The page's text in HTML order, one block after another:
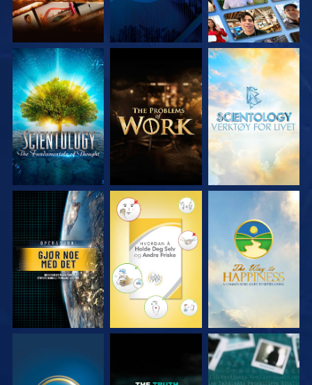
UTFORSK SERIEN UTFORSK SERIEN UTFORSK SERIEN
SE SE SE
SE SE